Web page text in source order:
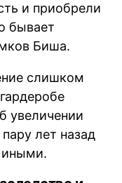
и приобрели
бывает
Биша.
слишком
увеличении
лет назад
иными.